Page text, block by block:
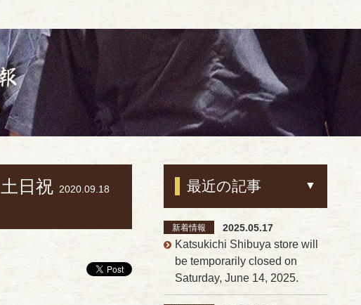
日祝 2020.09.18 最近の記事
新着情報 2025.05.17
Katsukichi Shibuya store will
be temporarily closed on
Saturday, June 14, 2025.